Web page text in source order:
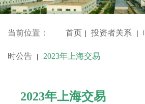
当前位置： 首页 | 投资者关系 |
时公告 | 2023年上海交易
2023年上海交易